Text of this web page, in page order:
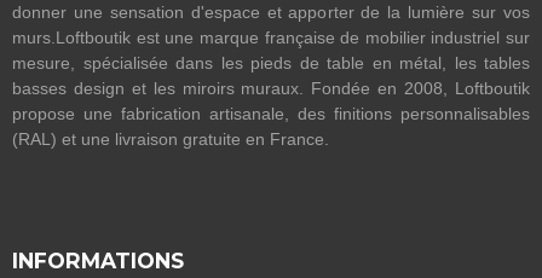
donner une sensation d'espace et apporter de la lumière sur vos
murs.Loftboutik est une marque française de mobilier industriel sur
mesure, spécialisée dans les pieds de table en métal, les tables
basses design et les miroirs muraux. Fondée en 2008, Loftboutik
propose une fabrication artisanale, des finitions personnalisables
(RAL) et une livraison gratuite en France.
INFORMATIONS